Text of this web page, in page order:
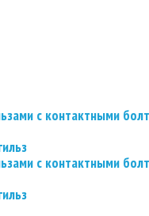
с контактными
с контактными